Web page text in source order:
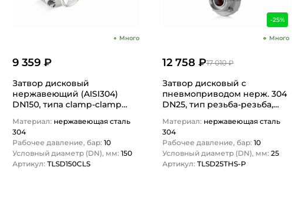
Много
9 359 ₽
Затвор дисковый
нержавеющий (AISI304)
DN150, типа clamp-clamp
Материал: нержавеющая сталь
304
Рабочее давление, бар: 10
Условный диаметр (DN), мм: 150
Артикул: TLSD150CLS
-25%
Много
17 010 ₽
12 758 ₽
Затвор дисковый с
пневмоприводом нерж. 304
DN25, тип резьба-резьба,
Материал: нержавеющая сталь
304
Рабочее давление, бар: 10
Условный диаметр (DN), мм: 25
Артикул: TLSD25THS-P